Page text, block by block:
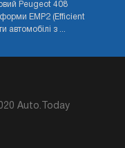
Peugeot 408
EMP2 (Efficient
автомобілі з ...
Auto.Today